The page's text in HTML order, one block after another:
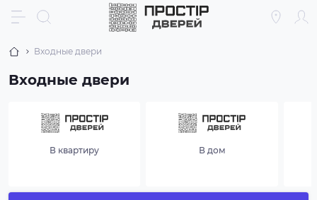
Входные двери
Входные двери
В квартиру
В дом